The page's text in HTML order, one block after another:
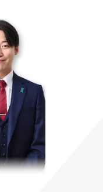
』
トルくん』
ん』
』
ル』
ル』